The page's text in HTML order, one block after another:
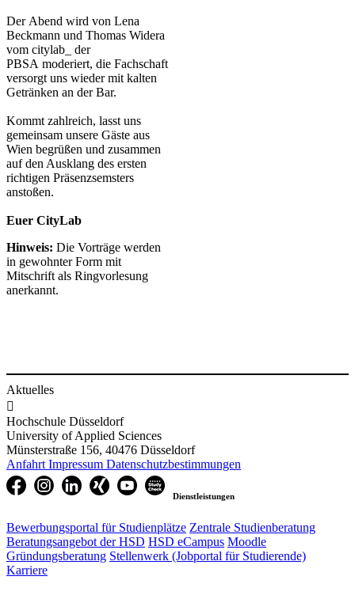
Der Abend wird von Lena
Beckmann und Thomas Widera
vom citylab_ der
PBSA moderiert, die Fachschaft
versorgt uns wieder mit kalten
Getränken an der Bar.
Kommt zahlreich, lasst uns
gemeinsam unsere Gäste aus
Wien begrüßen und zusammen
auf den Ausklang des ersten
richtigen Präsenzsemsters
anstoßen.
Euer CityLab
Hinweis​​​​: Die Vorträge werden
in gewohnter Form mit
Mitschrift als Ringvorlesung
anerkannt.
Aktuelles

Hochschule Düsseldorf
University of Applied Sciences
Münsterstraße 156, 40476 Düsseldorf
Anfahrt Impressum Datenschutzbestimmungen
Dienstleistungen
Bewerbungsportal für Studienplätze Zentrale Studienberatung
Beratungsangebot der HSD HSD eCampus Moodle
Gründungsberatung Stellenwerk (Jobportal für Studierende)
Karriere